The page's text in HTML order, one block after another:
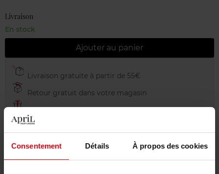
Consentement Détails À propos des cookies
Livraison
En stock
Ajouter au panier
Livraison gratuite à partir de 55€
Retour gratuit dans votre magasin